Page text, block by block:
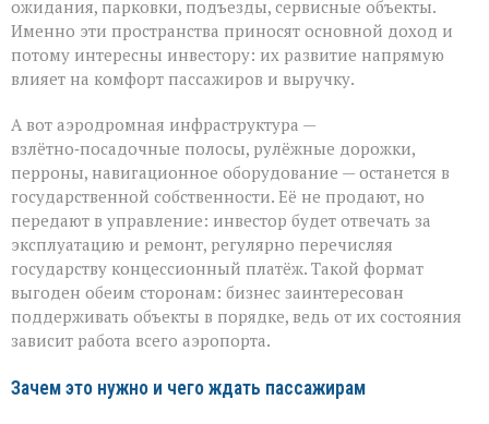
ожидания, парковки, подъезды, сервисные объекты.
Именно эти пространства приносят основной доход и
потому интересны инвестору: их развитие напрямую
влияет на комфорт пассажиров и выручку.
А вот аэродромная инфраструктура —
взлётно‑посадочные полосы, рулёжные дорожки,
перроны, навигационное оборудование — останется в
государственной собственности. Её не продают, но
передают в управление: инвестор будет отвечать за
эксплуатацию и ремонт, регулярно перечисляя
государству концессионный платёж. Такой формат
выгоден обеим сторонам: бизнес заинтересован
поддерживать объекты в порядке, ведь от их состояния
зависит работа всего аэропорта.
Зачем это нужно и чего ждать пассажирам